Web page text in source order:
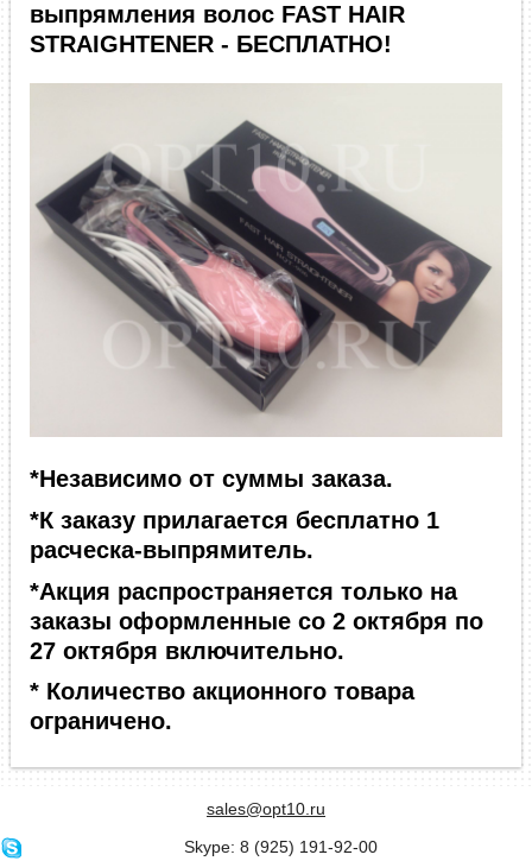
выпрямления волос FAST HAIR
STRAIGHTENER - БЕСПЛАТНО!
*Независимо от суммы заказа.
*К заказу прилагается бесплатно 1
расческа-выпрямитель.
*Акция распространяется только на
заказы оформленные со 2 октября по
27 октября включительно.
* Количество акционного товара
ограничено.
sales@opt10.ru
Skype: 8 (925) 191-92-00